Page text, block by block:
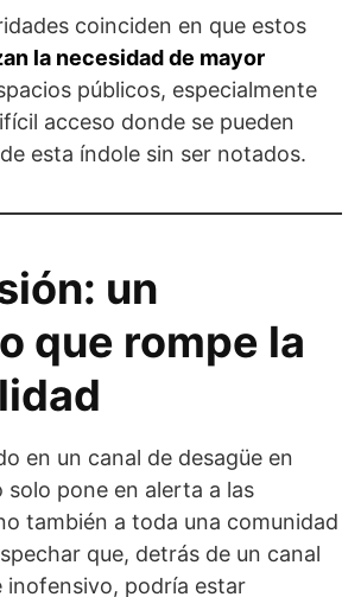
coinciden en que estos
la necesidad de mayor
públicos, especialmente
acceso donde se pueden
esta índole sin ser notados.
un
que rompe la
en un canal de desagüe en
solo pone en alerta a las
también a toda una comunidad
que, detrás de un canal
inofensivo, podría estar